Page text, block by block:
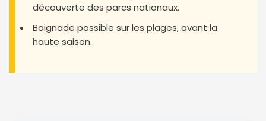
découverte des parcs nationaux.
Baignade possible sur les plages, avant la
haute saison.